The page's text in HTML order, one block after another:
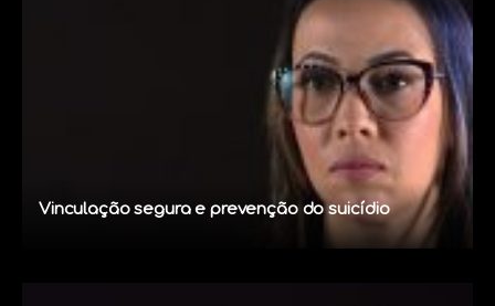
Vinculação segura e prevenção do suicídio